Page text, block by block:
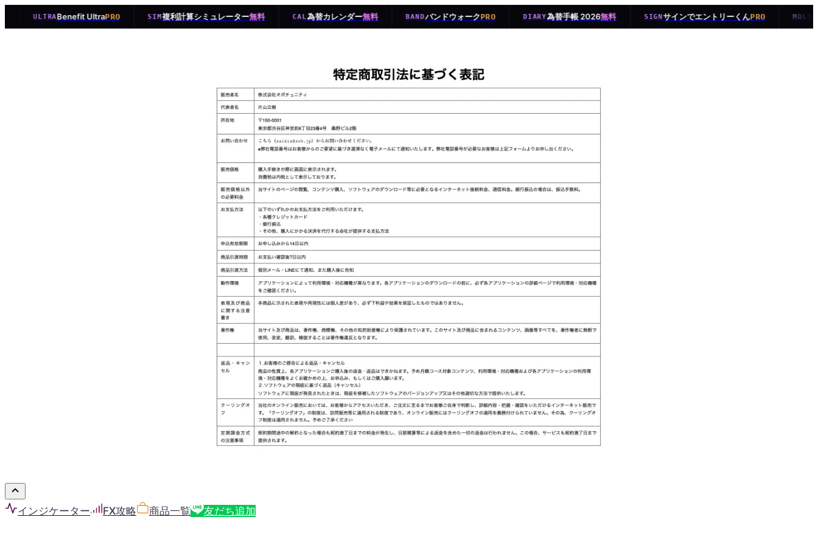
ULTRABenefit UltraPRO SIM複利計算シミュレーター無料 CAL為替カレンダー無料 BANDバンドウォークPRO DIARY為替手帳 2026無料 SIGNサインでエントリーくんPRO MQL5
インジケーター FX攻略 商品一覧 友だち追加